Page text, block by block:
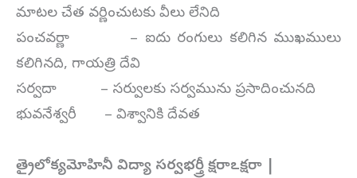
మాటల చేత వర్ణించుటకు వీలు లేనిది
పంచవర్ణా – ఐదు రంగులు కలిగిన ముఖములు
కలిగినది, గాయత్రి దేవి
సర్వదా – సర్వులకు సర్వమును ప్రసాదించునది
భువనేశ్వరీ – విశ్వానికి దేవత
త్రైలోక్యమోహినీ విద్యా సర్వభర్త్రీ క్షరాఽక్షరా |